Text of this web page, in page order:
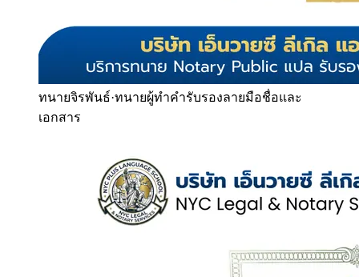
ทนายจิรพันธ์·ทนายผู้ทำคำรับรองลายมือชื่อและ
เอกสาร